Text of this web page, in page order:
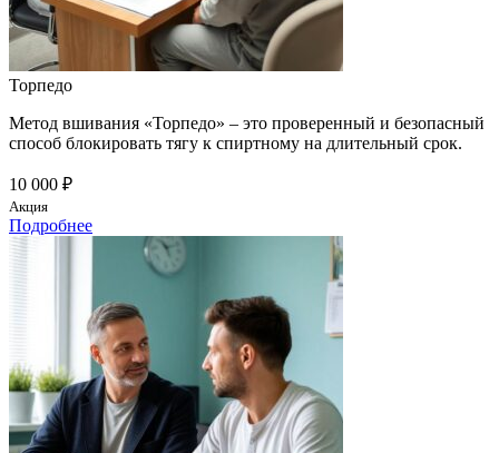
Торпедо
Метод вшивания «Торпедо» – это проверенный и безопасный
способ блокировать тягу к спиртному на длительный срок.
10 000 ₽
Акция
Подробнее